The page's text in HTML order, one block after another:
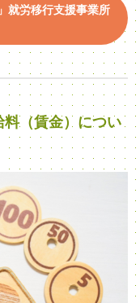
就労移行支援事業所
（賃金）につい